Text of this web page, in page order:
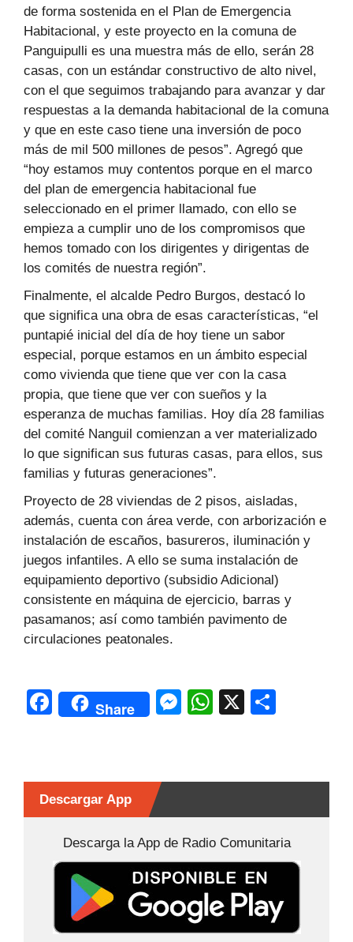
de forma sostenida en el Plan de Emergencia
Habitacional, y este proyecto en la comuna de
Panguipulli es una muestra más de ello, serán 28
casas, con un estándar constructivo de alto nivel,
con el que seguimos trabajando para avanzar y dar
respuestas a la demanda habitacional de la comuna
y que en este caso tiene una inversión de poco
más de mil 500 millones de pesos”. Agregó que
“hoy estamos muy contentos porque en el marco
del plan de emergencia habitacional fue
seleccionado en el primer llamado, con ello se
empieza a cumplir uno de los compromisos que
hemos tomado con los dirigentes y dirigentas de
los comités de nuestra región”.
Finalmente, el alcalde Pedro Burgos, destacó lo
que significa una obra de esas características, “el
puntapié inicial del día de hoy tiene un sabor
especial, porque estamos en un ámbito especial
como vivienda que tiene que ver con la casa
propia, que tiene que ver con sueños y la
esperanza de muchas familias. Hoy día 28 familias
del comité Nanguil comienzan a ver materializado
lo que significan sus futuras casas, para ellos, sus
familias y futuras generaciones”.
Proyecto de 28 viviendas de 2 pisos, aisladas,
además, cuenta con área verde, con arborización e
instalación de escaños, basureros, iluminación y
juegos infantiles. A ello se suma instalación de
equipamiento deportivo (subsidio Adicional)
consistente en máquina de ejercicio, barras y
pasamanos; así como también pavimento de
circulaciones peatonales.
F
a
e
b
o
o
k
Share
M
s
n
g
er
W
s
p
p
X
p
tir
Descargar App
Descarga la App de Radio Comunitaria